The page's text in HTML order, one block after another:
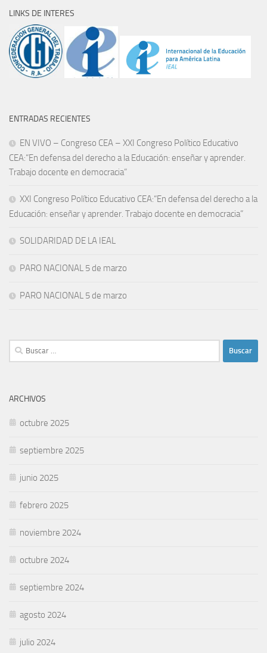
LINKS DE INTERES
ENTRADAS RECIENTES
EN VIVO – Congreso CEA – XXI Congreso Político Educativo
CEA:“En defensa del derecho a la Educación: enseñar y aprender.
Trabajo docente en democracia”
XXI Congreso Político Educativo CEA:“En defensa del derecho a la
Educación: enseñar y aprender. Trabajo docente en democracia”
SOLIDARIDAD DE LA IEAL
PARO NACIONAL 5 de marzo
PARO NACIONAL 5 de marzo
Buscar:
ARCHIVOS
octubre 2025
septiembre 2025
junio 2025
febrero 2025
noviembre 2024
octubre 2024
septiembre 2024
agosto 2024
julio 2024